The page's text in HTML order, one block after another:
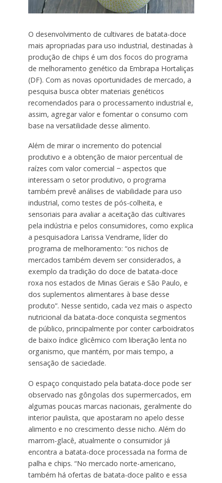
O desenvolvimento de cultivares de batata-doce
mais apropriadas para uso industrial, destinadas à
produção de chips é um dos focos do programa
de melhoramento genético da Embrapa Hortaliças
(DF). Com as novas oportunidades de mercado, a
pesquisa busca obter materiais genéticos
recomendados para o processamento industrial e,
assim, agregar valor e fomentar o consumo com
base na versatilidade desse alimento.
Além de mirar o incremento do potencial
produtivo e a obtenção de maior percentual de
raízes com valor comercial − aspectos que
interessam o setor produtivo, o programa
também prevê análises de viabilidade para uso
industrial, como testes de pós-colheita, e
sensoriais para avaliar a aceitação das cultivares
pela indústria e pelos consumidores, como explica
a pesquisadora Larissa Vendrame, líder do
programa de melhoramento: “os nichos de
mercados também devem ser considerados, a
exemplo da tradição do doce de batata-doce
roxa nos estados de Minas Gerais e São Paulo, e
dos suplementos alimentares à base desse
produto”. Nesse sentido, cada vez mais o aspecto
nutricional da batata-doce conquista segmentos
de público, principalmente por conter carboidratos
de baixo índice glicêmico com liberação lenta no
organismo, que mantém, por mais tempo, a
sensação de saciedade.
O espaço conquistado pela batata-doce pode ser
observado nas gôngolas dos supermercados, em
algumas poucas marcas nacionais, geralmente do
interior paulista, que apostaram no apelo desse
alimento e no crescimento desse nicho. Além do
marrom-glacê, atualmente o consumidor já
encontra a batata-doce processada na forma de
palha e chips. “No mercado norte-americano,
também há ofertas de batata-doce palito e essa